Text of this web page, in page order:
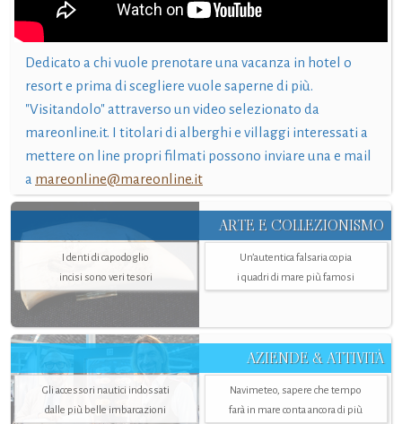
Dedicato a chi vuole prenotare una vacanza in hotel o
resort e prima di scegliere vuole saperne di più.
"Visitandolo" attraverso un video selezionato da
mareonline.it. I titolari di alberghi e villaggi interessati a
mettere on line propri filmati possono inviare una e mail
a mareonline@mareonline.it
ARTE E COLLEZIONISMO
I denti di capodoglio
incisi sono veri tesori
Un’autentica falsaria copia
i quadri di mare più famosi
AZIENDE & ATTIVITÀ
Gli accessori nautici indossati
dalle più belle imbarcazioni
Navimeteo, sapere che tempo
farà in mare conta ancora di più